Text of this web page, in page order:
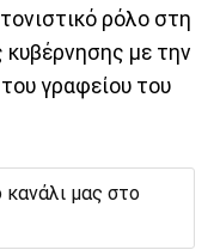
ρόλο στη
κυβέρνησης με την
γραφείου του
μας στο